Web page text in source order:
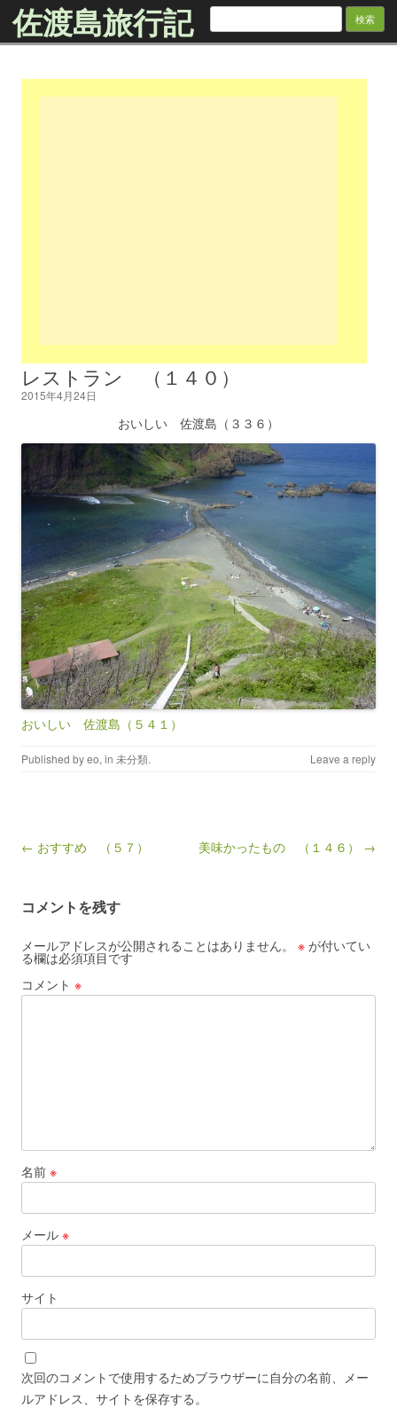
佐渡島旅行記 検
レストラン （１４０）
2015年4月24日
おいしい 佐渡島（３３６）
おいしい 佐渡島（５４１）
Published byeo, in 未分類. Leave a reply
Post navigation
← おすすめ （５７） 美味かったもの （１４６） →
コメントを残す
メールアドレスが公開されることはありません。 ※ が付いてい
る欄は必須項目です
コメント ※
名前 ※
メール ※
サイト
次回のコメントで使用するためブラウザーに自分の名前、メー
ルアドレス、サイトを保存する。